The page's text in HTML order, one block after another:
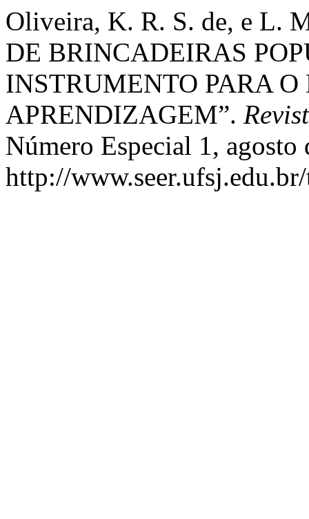
Oliveira, K. R. S. de, e L.
DE BRINCADEIRAS
INSTRUMENTO PARA
APRENDIZAGEM”.
Número Especial 1,
http://